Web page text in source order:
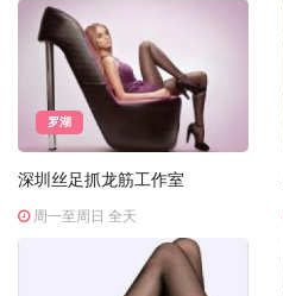
罗湖
深圳丝足抓龙筋工作室
周一至周日 全天